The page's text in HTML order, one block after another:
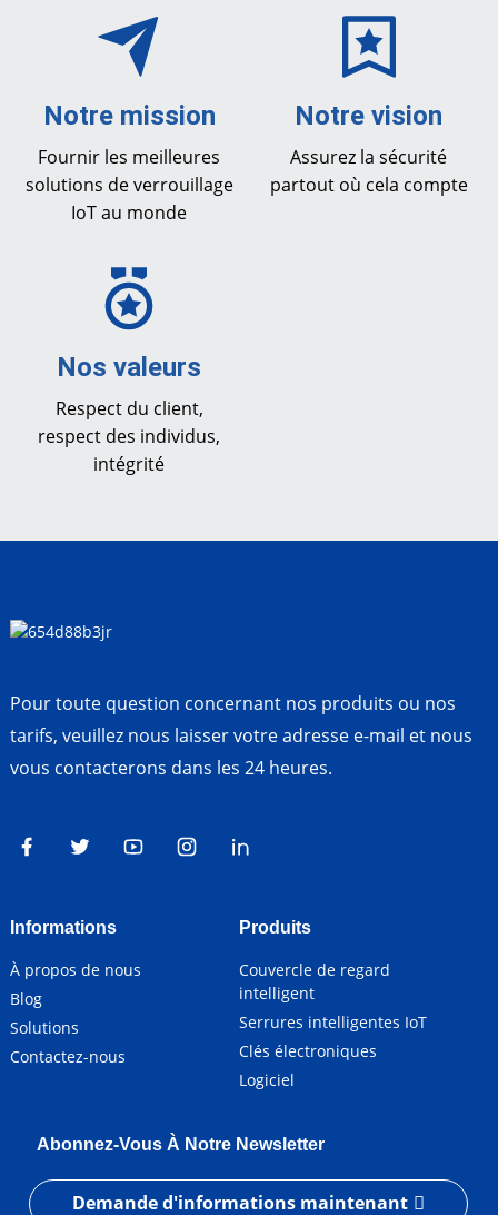
Notre mission
Fournir les meilleures
solutions de verrouillage
IoT au monde
Notre vision
Assurez la sécurité
partout où cela compte
Nos valeurs
Respect du client,
respect des individus,
intégrité
Pour toute question concernant nos produits ou nos
tarifs, veuillez nous laisser votre adresse e-mail et nous
vous contacterons dans les 24 heures.
Informations
À propos de nous
Blog
Solutions
Contactez-nous
Produits
Couvercle de regard
intelligent
Serrures intelligentes IoT
Clés électroniques
Logiciel
Abonnez-Vous À Notre Newsletter
Demande d'informations maintenant